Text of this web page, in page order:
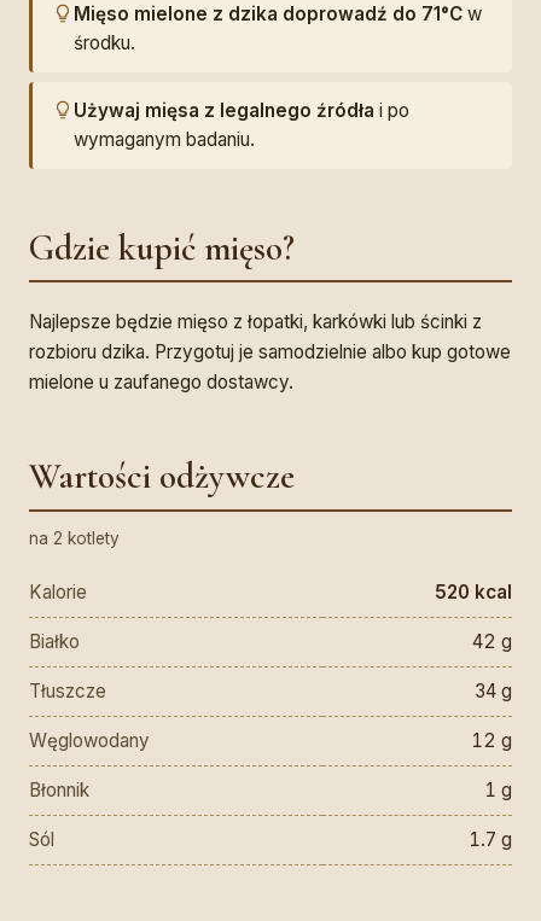
Mięso mielone z dzika doprowadź do 71°C w
środku.
Używaj mięsa z legalnego źródła i po
wymaganym badaniu.
Gdzie kupić mięso?
Najlepsze będzie mięso z łopatki, karkówki lub ścinki z
rozbioru dzika. Przygotuj je samodzielnie albo kup gotowe
mielone u zaufanego dostawcy.
Wartości odżywcze
na 2 kotlety
Kalorie 520 kcal
Białko 42 g
Tłuszcze 34 g
Węglowodany 12 g
Błonnik 1 g
Sól 1.7 g